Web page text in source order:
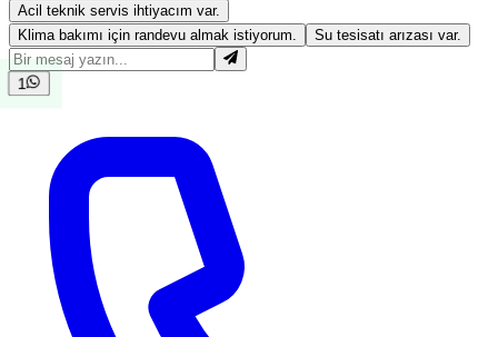
Acil teknik servis ihtiyacım var.
Klima bakımı için randevu almak istiyorum.
Su tesisatı arızası var.
1